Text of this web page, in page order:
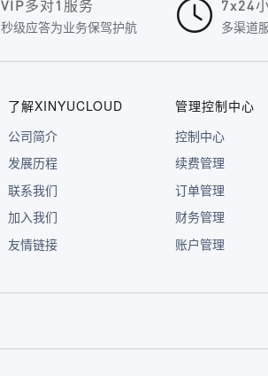
VIP多对1服务
秒级应答为业务保驾护航
7x24
多渠道
了解XINYUCLOUD
公司简介
发展历程
联系我们
加入我们
友情链接
管理控制中心
控制中心
续费管理
订单管理
财务管理
账户管理